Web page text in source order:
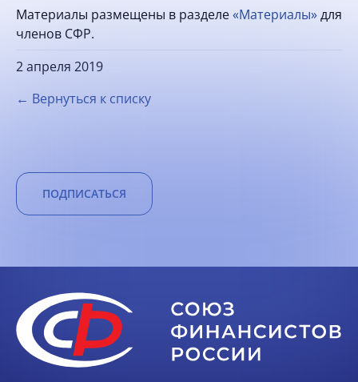
Материалы размещены в разделе«Материалы»для
членов СФР.
2 апреля 2019
← Вернуться к списку
ПОДПИСАТЬСЯ